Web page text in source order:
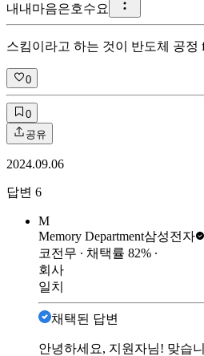
내 내마음은호수요
스킴이라고 하는 것이 반도체 공
0
0
공유
2024.09.06
답변 6
M
Memory Department삼성전자
코전무 ∙ 채택률 82% ∙
회사
일치
채택된 답변
안녕하세요, 지원자님! 맞습